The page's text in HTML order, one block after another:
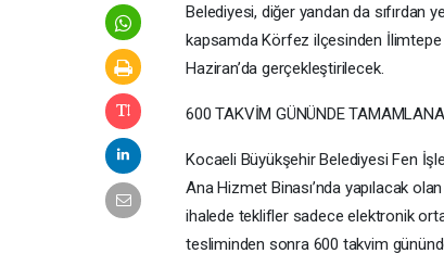
Belediyesi, diğer yandan da sıfırdan
kapsamda Körfez ilçesinden İlimtepe
Haziran’da gerçekleştirilecek.
600 TAKVİM GÜNÜNDE
Kocaeli Büyükşehir Belediyesi Fen
Ana Hizmet Binası’nda yapılacak
ihalede teklifler sadece elektronik
tesliminden sonra 600 takvim